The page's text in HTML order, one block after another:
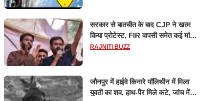
सरकार से बातचीत के बाद CJP ने खत्म
किया प्रोटेस्ट, FIR वापसी समेत कई मांगों
पर बनी सहमति
RAJNITI BUZZ
जौनपुर में हाईवे किनारे पॉलिथीन में मिला
युवती का शव, हाथ-पैर मिले कटे, जांच में